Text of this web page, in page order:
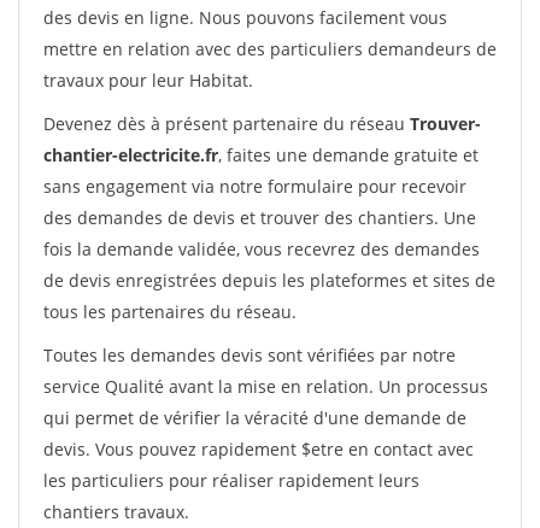
des devis en ligne. Nous pouvons facilement vous
mettre en relation avec des particuliers demandeurs de
travaux pour leur Habitat.
Devenez dès à présent partenaire du réseau Trouver-
chantier-electricite.fr, faites une demande gratuite et
sans engagement via notre formulaire pour recevoir
des demandes de devis et trouver des chantiers. Une
fois la demande validée, vous recevrez des demandes
de devis enregistrées depuis les plateformes et sites de
tous les partenaires du réseau.
Toutes les demandes devis sont vérifiées par notre
service Qualité avant la mise en relation. Un processus
qui permet de vérifier la véracité d'une demande de
devis. Vous pouvez rapidement $etre en contact avec
les particuliers pour réaliser rapidement leurs
chantiers travaux.